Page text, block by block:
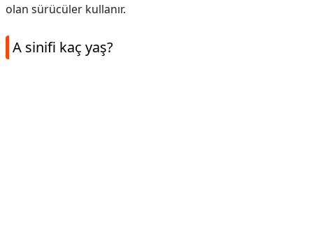
olan sürücüler kullanır.
A sinifi kaç yaş?